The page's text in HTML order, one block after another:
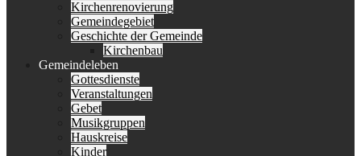
Kirchenrenovierung
Gemeindegebiet
Geschichte der Gemeinde
Kirchenbau
Gemeindeleben
Gottesdienste
Veranstaltungen
Gebet
Musikgruppen
Hauskreise
Kinder